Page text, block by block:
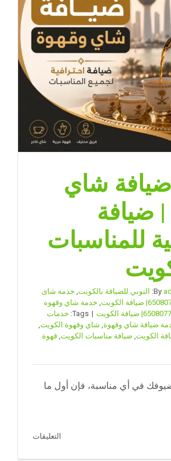
65080771
مغلقة
شاي
ضيافة
للمناسبات
By النوبي للضيافة بالكويت, خدمة شاى
, خدمة شاي وقهوه
|
Tags: خدمات
ضيافة شاي وقهوة, شاي وقهوة الكويت,
الكويت, ضيافة مناسبات الكويت, قهوة
في أي مناسبة، فإن أول ما
التعليقات